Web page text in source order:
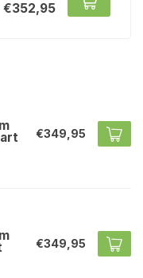
€352,95
€349,95
€349,95